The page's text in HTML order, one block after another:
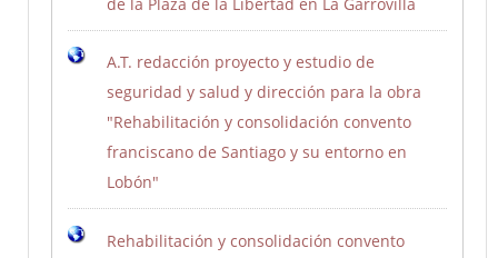
A.T. redacción proyecto y estudio de
seguridad y salud y dirección para la obra
"Rehabilitación y consolidación convento
franciscano de Santiago y su entorno en
Lobón"
Rehabilitación y consolidación convento